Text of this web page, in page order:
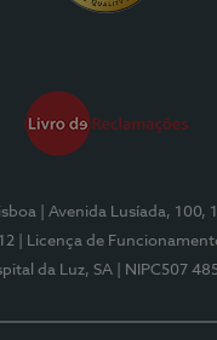
| Avenida Lusíada, 100,
| Licença de
da Luz, SA
| NIPC507